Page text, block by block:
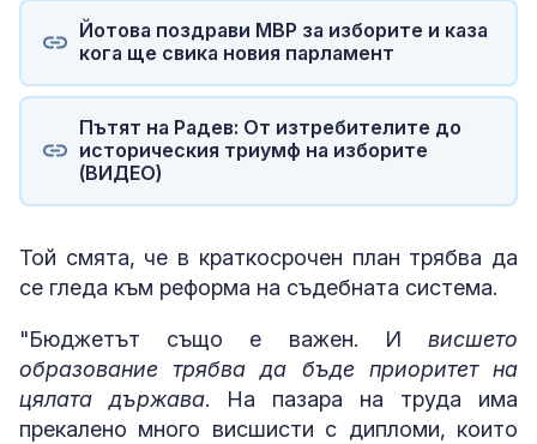
Йотова поздрави МВР за изборите и каза
кога ще свика новия парламент
Пътят на Радев: От изтребителите до
историческия триумф на изборите
(ВИДЕО)
Той смята, че в краткосрочен план трябва да
се гледа към реформа на съдебната система.
"Бюджетът също е важен. И висшето
образование трябва да бъде приоритет на
цялата държава. На пазара на труда има
прекалено много висшисти с дипломи, които